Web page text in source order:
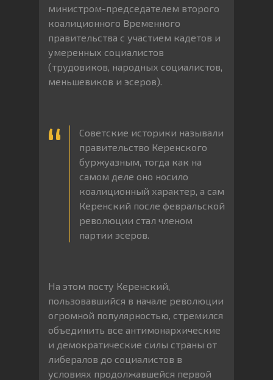
министром-председателем второго
коалиционного Временного
правительства с участием кадетов и
умеренных социалистов
(трудовиков, народных социалистов,
меньшевиков и эсеров).
Советские историки называли
правительство Керенского
буржуазным, тогда как на
самом деле оно носило
коалиционный характер, а сам
Керенский после февральской
революции стал членом
партии эсеров.
На этом посту Керенский,
пользовавшийся в начале революции
огромной популярностью, стремился
объединить все антимонархические
и демократические силы страны от
либералов до социалистов в
условиях продолжавшейся первой